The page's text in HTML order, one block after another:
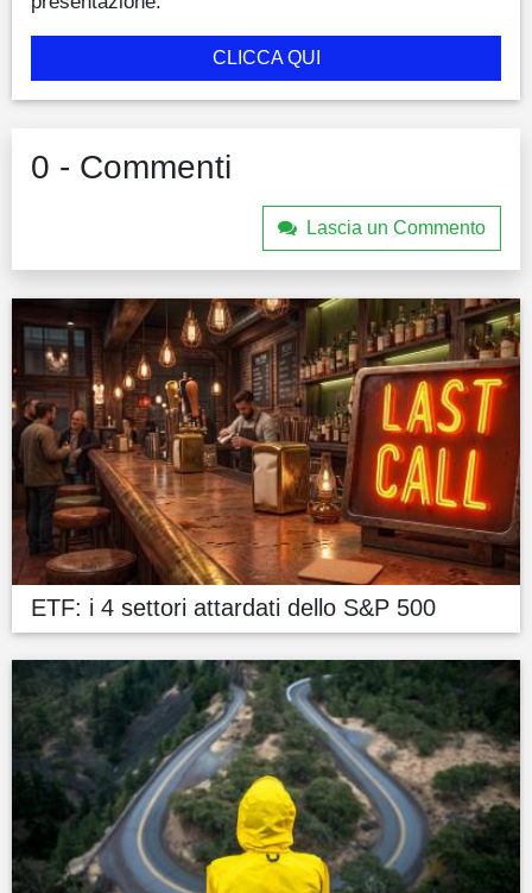
CLICCA QUI
0 - Commenti
Lascia un Commento
ETF: i 4 settori attardati dello S&P 500